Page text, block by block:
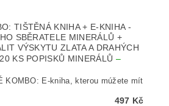
TIŠTĚNÁ KNIHA + E-KNIHA -
SBĚRATELE MINERÁLŮ +
VÝSKYTU ZLATA A DRAHÝCH
KS POPISKŮ MINERÁLŮ –
KOMBO: E-kniha, kterou múžete mít
497 Kč